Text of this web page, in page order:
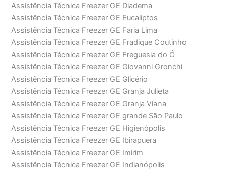
Assistência Técnica Freezer GE Diadema
Assistência Técnica Freezer GE Eucaliptos
Assistência Técnica Freezer GE Faria Lima
Assistência Técnica Freezer GE Fradique Coutinho
Assistência Técnica Freezer GE Freguesia do Ó
Assistência Técnica Freezer GE Giovanni Gronchi
Assistência Técnica Freezer GE Glicério
Assistência Técnica Freezer GE Granja Julieta
Assistência Técnica Freezer GE Granja Viana
Assistência Técnica Freezer GE grande São Paulo
Assistência Técnica Freezer GE Higienópolis
Assistência Técnica Freezer GE Ibirapuera
Assistência Técnica Freezer GE Imirim
Assistência Técnica Freezer GE Indianópolis